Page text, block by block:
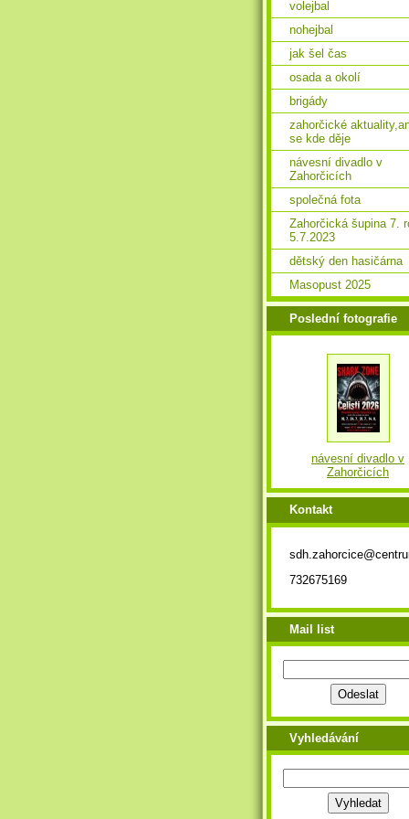
volejbal
nohejbal
jak šel čas
osada a okolí
brigády
zahorčické
se kde děje
návesní divadlo v
Zahorčicích
společná fota
Zahorčická šupina 7.
5.7.2023
dětský den hasičárna
Masopust 2025
Poslední fotografie
návesní divadlo v
Zahorčicích
Kontakt
732675169
Mail list
Vyhledávání